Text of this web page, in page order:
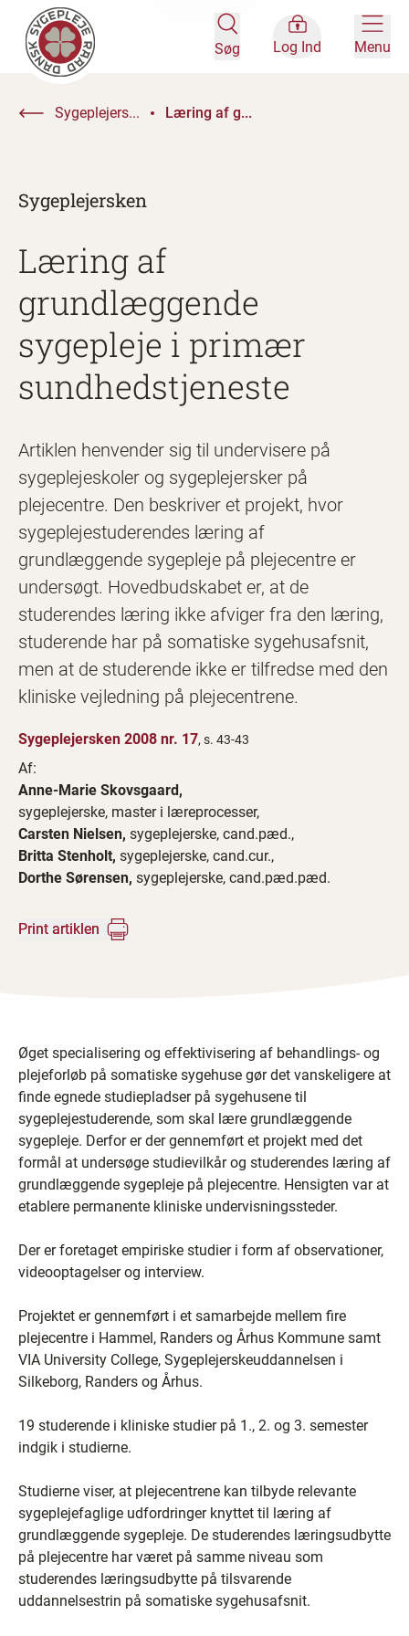
Søg Log Ind Menu
Sygeplejers... Læring af g...
Sygeplejersken
Læring af
grundlæggende
sygepleje i primær
sundhedstjeneste
Artiklen henvender sig til undervisere på
sygeplejeskoler og sygeplejersker på
plejecentre. Den beskriver et projekt, hvor
sygeplejestuderendes læring af
grundlæggende sygepleje på plejecentre er
undersøgt. Hovedbudskabet er, at de
studerendes læring ikke afviger fra den læring,
studerende har på somatiske sygehusafsnit,
men at de studerende ikke er tilfredse med den
kliniske vejledning på plejecentrene.
Sygeplejersken 2008 nr. 17, s. 43-43
Af:
Anne-Marie Skovsgaard,
sygeplejerske, master i læreprocesser,
Carsten Nielsen, sygeplejerske, cand.pæd.,
Britta Stenholt, sygeplejerske, cand.cur.,
Dorthe Sørensen, sygeplejerske, cand.pæd.pæd.
Print artiklen
Øget specialisering og effektivisering af behandlings- og
plejeforløb på somatiske sygehuse gør det vanskeligere at
finde egnede studiepladser på sygehusene til
sygeplejestuderende, som skal lære grundlæggende
sygepleje. Derfor er der gennemført et projekt med det
formål at undersøge studievilkår og studerendes læring af
grundlæggende sygepleje på plejecentre. Hensigten var at
etablere permanente kliniske undervisningssteder.
Der er foretaget empiriske studier i form af observationer,
videooptagelser og interview.
Projektet er gennemført i et samarbejde mellem fire
plejecentre i Hammel, Randers og Århus Kommune samt
VIA University College, Sygeplejerskeuddannelsen i
Silkeborg, Randers og Århus.
19 studerende i kliniske studier på 1., 2. og 3. semester
indgik i studierne.
Studierne viser, at plejecentrene kan tilbyde relevante
sygeplejefaglige udfordringer knyttet til læring af
grundlæggende sygepleje. De studerendes læringsudbytte
på plejecentre har været på samme niveau som
studerendes læringsudbytte på tilsvarende
uddannelsestrin på somatiske sygehusafsnit.